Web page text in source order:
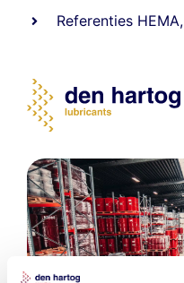
Referenties HEMA,